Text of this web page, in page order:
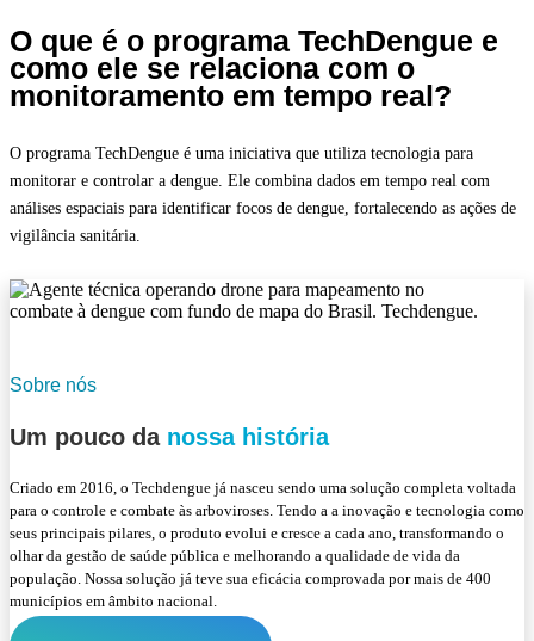
O que é o programa TechDengue e
como ele se relaciona com o
monitoramento em tempo real?
O programa TechDengue é uma iniciativa que utiliza tecnologia para
monitorar e controlar a dengue. Ele combina dados em tempo real com
análises espaciais para identificar focos de dengue, fortalecendo as ações de
vigilância sanitária.
Sobre nós
Um pouco danossa história
Criado em 2016, o Techdengue já nasceu sendo uma solução completa voltada
para o controle e combate às arboviroses. Tendo a a inovação e tecnologia como
seus principais pilares, o produto evolui e cresce a cada ano, transformando o
olhar da gestão de saúde pública e melhorando a qualidade de vida da
população. Nossa solução já teve sua eficácia comprovada por mais de 400
municípios em âmbito nacional.